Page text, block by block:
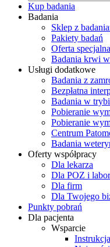
Kup badania
Badania
Sklep z
Pakiety badań
Oferta specjalna
Badania krwi
Usługi dodatkowe
Badania z
Bezpłatna
Badania w
Pobieranie
Pobieranie
Centrum
Badania
Oferty współpracy
Dla lekarza
Dla POZ i
Dla firm
Dla Twojego
Punkty pobrań
Dla pacjenta
Wsparcie